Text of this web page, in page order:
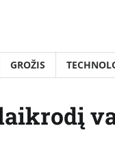
GROŽIS